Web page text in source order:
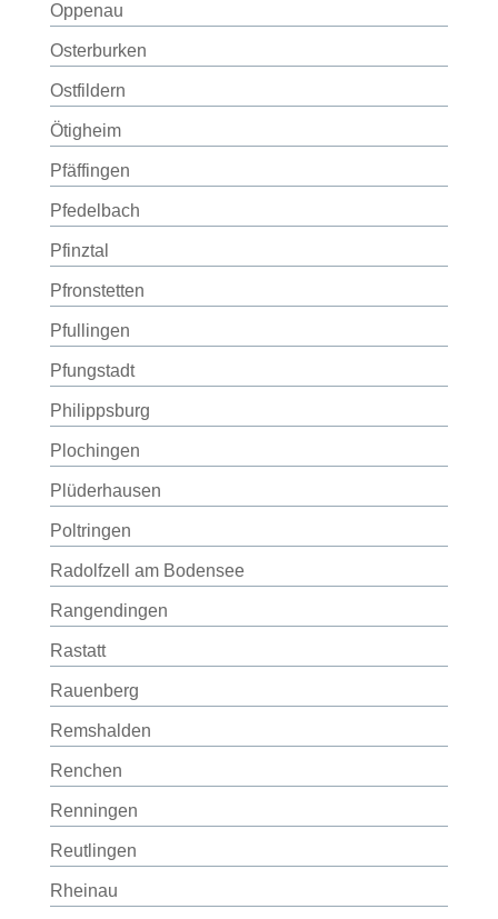
Oppenau
Osterburken
Ostfildern
Ötigheim
Pfäffingen
Pfedelbach
Pfinztal
Pfronstetten
Pfullingen
Pfungstadt
Philippsburg
Plochingen
Plüderhausen
Poltringen
Radolfzell am Bodensee
Rangendingen
Rastatt
Rauenberg
Remshalden
Renchen
Renningen
Reutlingen
Rheinau